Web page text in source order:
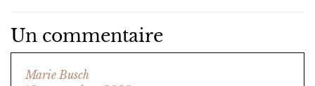
Un commentaire
Marie Busch